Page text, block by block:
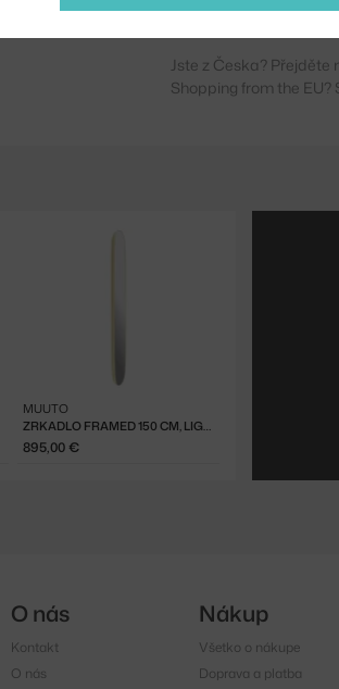
Jste z Česka? Přejděte
Shopping from the EU?
ZRKADLO FRAMED 150 CM, LIGHT YELLOW/CLEAR
MUUTO
895,00 €
O nás
Kontakt
O nás
Nákup
Všetko o nákupe
Doprava a platba